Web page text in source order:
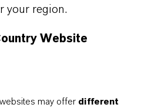
your region.
Website
may offer different